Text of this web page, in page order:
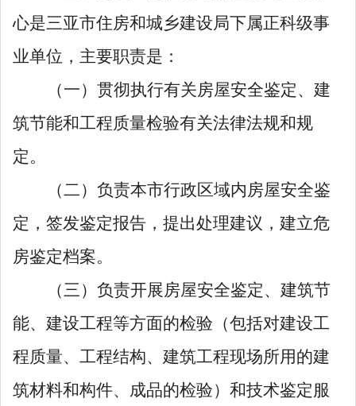
心是三亚市住房和城乡建设局下属正科级事
业单位 ，主要职责是：
（一） 贯彻执行有关房屋安全鉴定、建
筑节能和工程质量检验有关法律法规和规
定。
（二） 负责本市行政区域内房屋安全鉴
定，签发鉴定报告，提出处理建议，建立危
房鉴定档案。
（三） 负责开展房屋安全鉴定、建筑节
能、建设工程等方面的检验（包括对建设工
程质量、工程结构、建筑工程现场所用的建
筑材料和构件、成品的检验）和技术鉴定服